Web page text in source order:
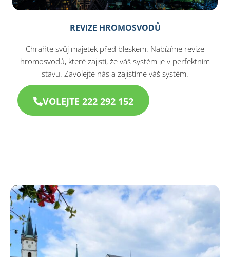
REVIZE HROMOSVODŮ
Chraňte svůj majetek před bleskem. Nabízíme revize
hromosvodů, které zajistí, že váš systém je v perfektním
stavu. Zavolejte nás a zajistíme váš systém.
VOLEJTE 222 292 152